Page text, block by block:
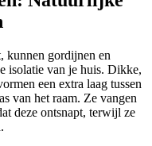
kunnen gordijnen en
isolatie van je huis. Dikke,
een extra laag tussen
van het raam. Ze vangen
deze ontsnapt, terwijl ze